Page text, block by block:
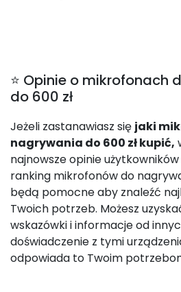
⭐ Opinie o mikrofonach
do 600 zł
Jeżeli zastanawiasz się jaki
nagrywania do 600 zł kupić,
najnowsze opinie
ranking mikrofonów do
będą pomocne aby znaleźć
Twoich potrzeb. Możesz
wskazówki i informacje od
doświadczenie z tymi
odpowiada to Twoim